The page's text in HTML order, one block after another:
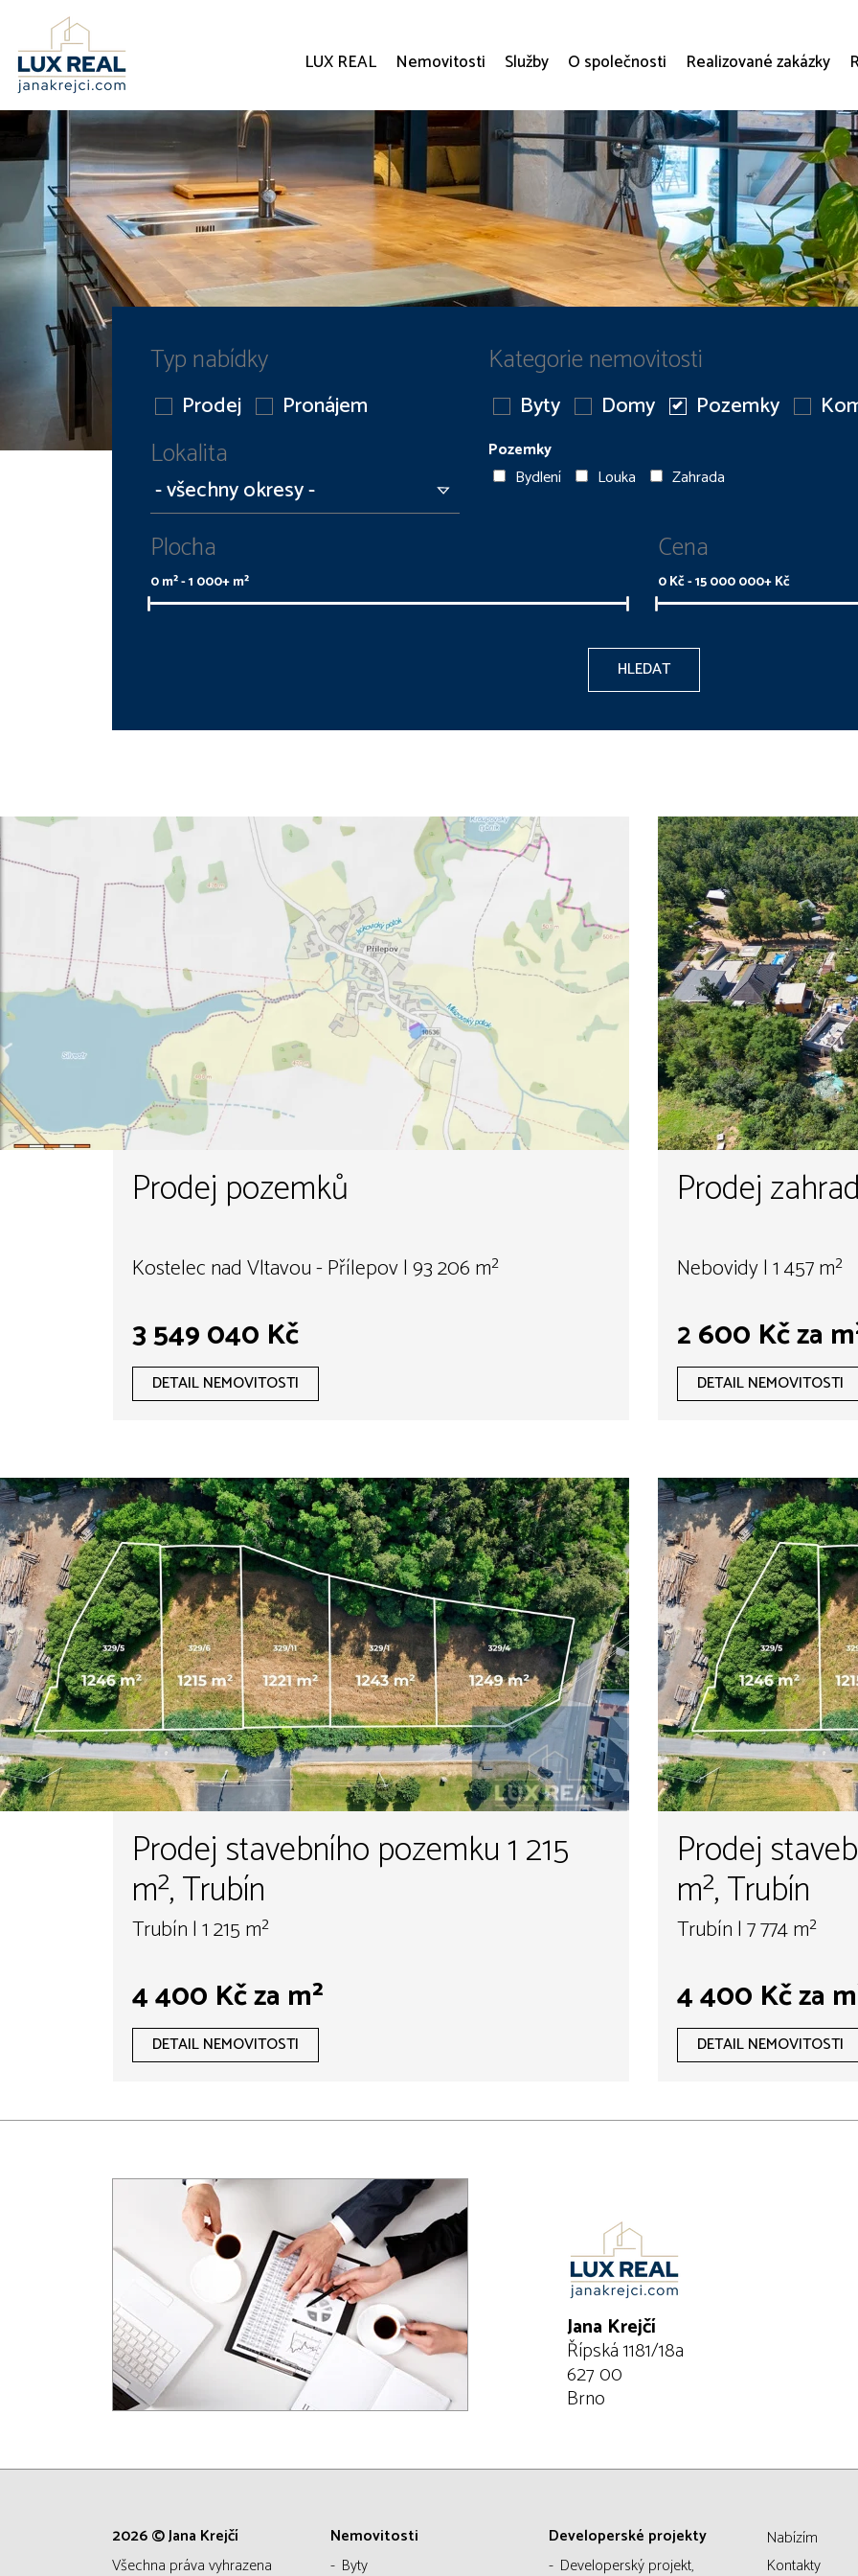
LUX REAL Nemovitosti Služby O společnosti Realizované zakázky
Typ nabídky
Prodej Pronájem
Lokalita
Kategorie nemovitosti
Byty Domy Pozemky
Pozemky
Bydlení
Louka Zahrada
Plocha
0m² -1 000+m²
Cena
0Kč -15 000 000+Kč
HLEDAT
Prodej pozemků
Kostelec nad Vltavou - Přílepov | 93 206 m²
3 549 040 Kč
DETAIL NEMOVITOSTI
Prodej
Nebovidy | 1 457 m²
2 600 Kč za
DETAIL NEMOVITOSTI
Prodej stavebního pozemku 1 215
m², Trubín
Trubín | 1 215 m²
4 400 Kč za m²
DETAIL NEMOVITOSTI
Prodej
m², Trubín
Trubín | 7 774 m²
4 400 Kč za
DETAIL NEMOVITOSTI
Jana Krejčí
Řípská 1181/18a
627 00
Brno
2026 © Jana Krejčí
všechna práva vyhrazena
Nemovitosti
Byty
Developerské projekty
Developerský projekt,
Nabízím
Kontakty